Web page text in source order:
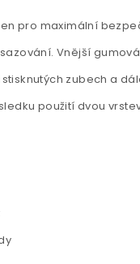
pro maximální
Vnější
zubech a
použití dvou